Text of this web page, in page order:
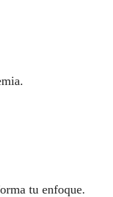
tu enfoque.